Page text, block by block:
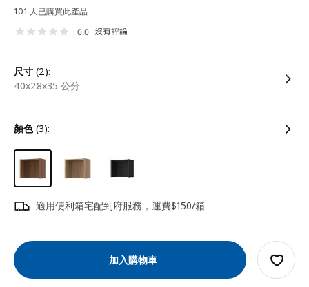
101 人已購買此產品
0.0 沒有評論
尺寸 (2):
40x28x35 公分
顏色(3):
適用便利箱宅配到府服務，運費$150/箱
加入購物車